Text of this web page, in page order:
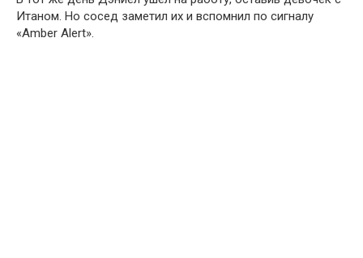
Итаном. Но сосед заметил их и вспомнил по сигналу
«Amber Alert».